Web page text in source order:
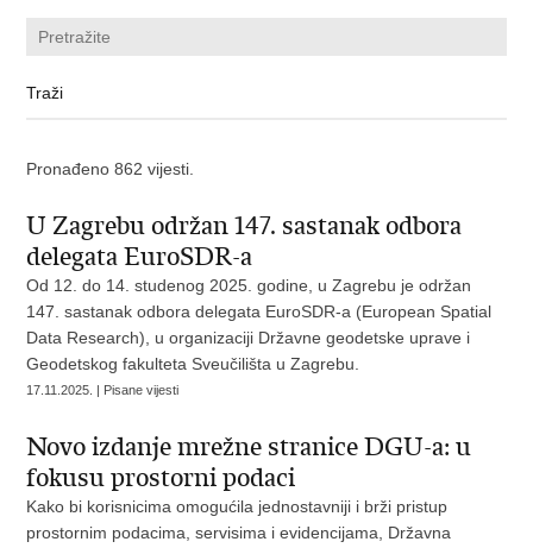
Pronađeno 862 vijesti.
U Zagrebu održan 147. sastanak odbora
delegata EuroSDR-a
Od 12. do 14. studenog 2025. godine, u Zagrebu je održan
147. sastanak odbora delegata EuroSDR-a (European Spatial
Data Research), u organizaciji Državne geodetske uprave i
Geodetskog fakulteta Sveučilišta u Zagrebu.
17.11.2025. | Pisane vijesti
Novo izdanje mrežne stranice DGU-a: u
fokusu prostorni podaci
Kako bi korisnicima omogućila jednostavniji i brži pristup
prostornim podacima, servisima i evidencijama, Državna